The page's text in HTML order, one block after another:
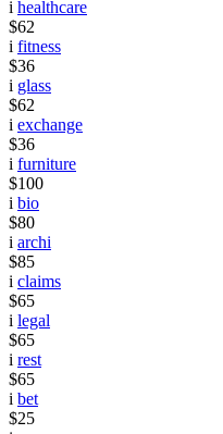
i healthcare
$62
i fitness
$36
i glass
$62
i exchange
$36
i furniture
$100
i bio
$80
i archi
$85
i claims
$65
i legal
$65
i rest
$65
i bet
$25